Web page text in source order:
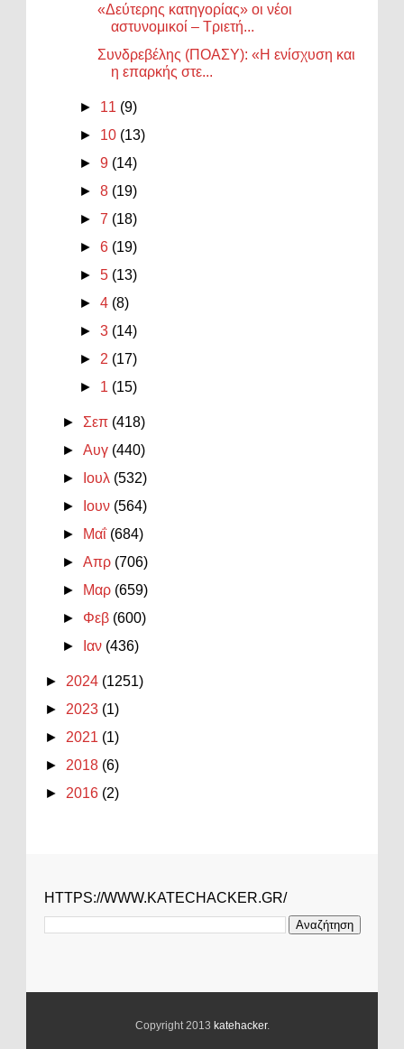
«Δεύτερης κατηγορίας» οι νέοι
αστυνομικοί – Τριετή...
Συνδρεβέλης (ΠΟΑΣΥ): «Η ενίσχυση και
η επαρκής στε...
► 11 (9)
► 10 (13)
►9 (14)
►8 (19)
►7 (18)
►6 (19)
►5 (13)
►4 (8)
►3 (14)
► 2 (17)
► 1 (15)
► Σεπ (418)
►Αυγ (440)
►
Ιουλ (532)
►
Ιουν (564)
►
Μαΐ (684)
►Απρ (706)
►
Μαρ (659)
► Φεβ (600)
►
Ιαν (436)
► 2024 (1251)
► 2023 (1)
► 2021 (1)
► 2018 (6)
► 2016 (2)
HTTPS://WWW.KATECHACKER.GR/
Copyright 2013 katehacker.